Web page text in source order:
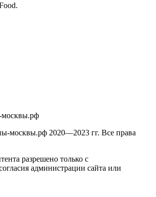
москвы.рф
москвы.рф 2020—2023 гг. Все права
разрешено только с
администрации сайта или